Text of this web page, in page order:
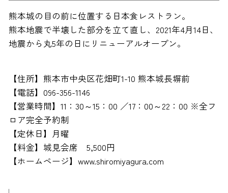
熊本城の目の前に位置する日本食レストラン。
熊本地震で半壊した部分を立て直し、2021年4月14日、
地震から丸5年の日にリニューアルオープン。
【住所】熊本市中央区花畑町1-10 熊本城長塀前
【電話】096-356-1146
【営業時間】11：30～15：00 ／17：00～22：00 ※全フ
ロア完全予約制
【定休日】月曜
【料金】城見会席 5,500円
【ホームページ】www.shiromiyagura.com